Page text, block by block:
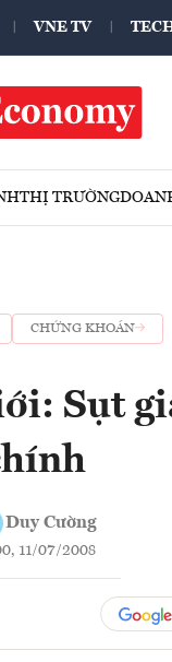
VNE TV
THỊ TRƯỜNG
CHỨNG KHOÁN
Sụt
Duy Cường
11/07/2008